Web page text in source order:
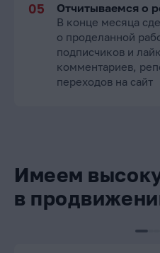
Отчитываемся о
В конце месяца
о проделанной
подписчиков и
комментариев,
переходов на сайт
Имеем
в